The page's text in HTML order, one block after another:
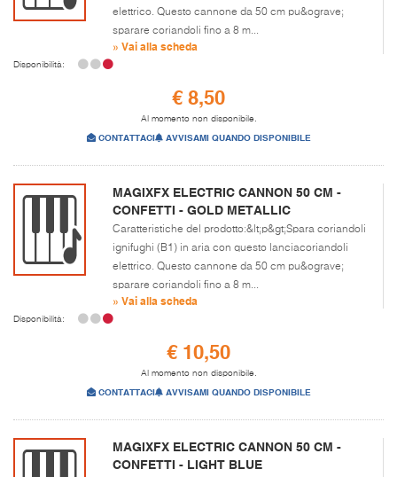
elettrico. Questo cannone da 50 cm pu&ograve;
sparare coriandoli fino a 8 m...
» Vai alla scheda
Disponibilità:
€ 8,50
Al momento non disponibile.
CONTATTACI AVVISAMI QUANDO DISPONIBILE
MAGIXFX ELECTRIC CANNON 50 CM -
CONFETTI - GOLD METALLIC
Caratteristiche del prodotto:&lt;p&gt;Spara coriandoli
ignifughi (B1) in aria con questo lanciacoriandoli
elettrico. Questo cannone da 50 cm pu&ograve;
sparare coriandoli fino a 8 m...
» Vai alla scheda
Disponibilità:
€ 10,50
Al momento non disponibile.
CONTATTACI AVVISAMI QUANDO DISPONIBILE
MAGIXFX ELECTRIC CANNON 50 CM -
CONFETTI - LIGHT BLUE